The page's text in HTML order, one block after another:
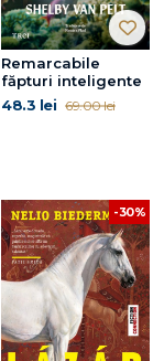
Remarcabile
făpturi inteligente
48.3 lei 69.00 lei
-30%